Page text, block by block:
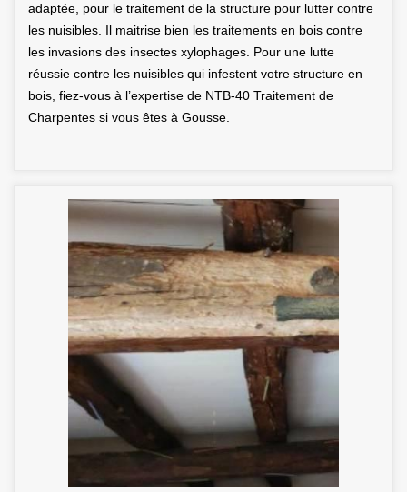
adaptée, pour le traitement de la structure pour lutter contre
les nuisibles. Il maitrise bien les traitements en bois contre
les invasions des insectes xylophages. Pour une lutte
réussie contre les nuisibles qui infestent votre structure en
bois, fiez-vous à l’expertise de NTB-40 Traitement de
Charpentes si vous êtes à Gousse.